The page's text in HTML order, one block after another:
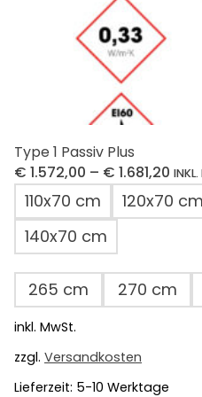
Type 1 Passiv Plus
€ 1.572,00 – € 1.681,20
110x70 cm 120x70 cm
140x70 cm
265 cm 270 cm
inkl. MwSt.
zzgl. Versandkosten
Lieferzeit: 5-10 Werktage